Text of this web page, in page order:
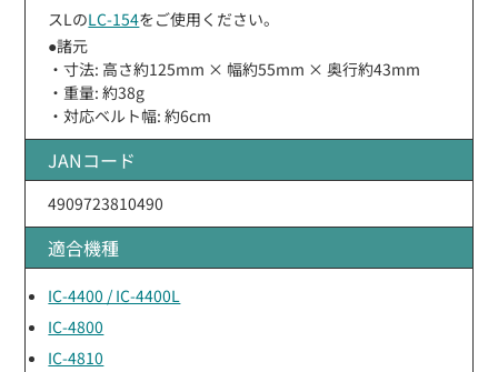
スLのLC-154をご使用ください。
●諸元
・寸法: 高さ約125mm × 幅約55mm × 奥行約43mm
・重量: 約38g
・対応ベルト幅: 約6cm
JANコード
4909723810490
適合機種
IC-4400 / IC-4400L
IC-4800
IC-4810